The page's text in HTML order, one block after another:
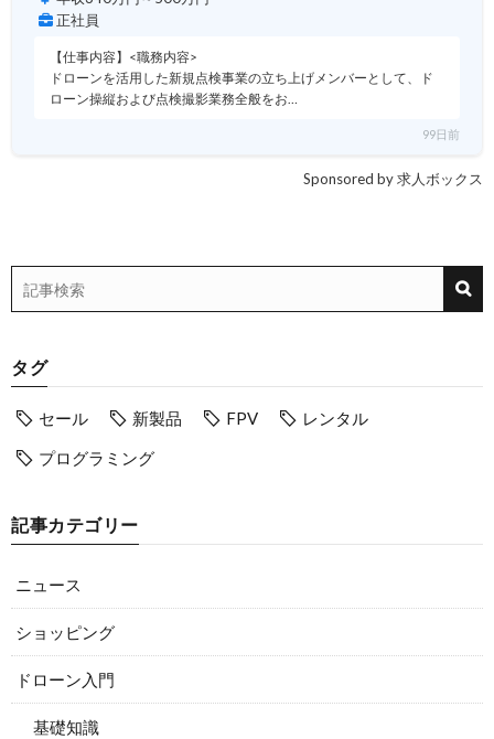
正社員
【仕事内容】<職務内容>
ドローンを活用した新規点検事業の立ち上げメンバーとして、ド
ローン操縦および点検撮影業務全般をお…
99日前
Sponsored by 求人ボックス
タグ
セール 新製品 FPV
レンタル
プログラミング
記事カテゴリー
ニュース
ショッピング
ドローン入門
基礎知識